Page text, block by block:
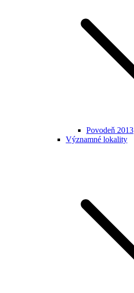
Povodeň 2013
Významné lokality